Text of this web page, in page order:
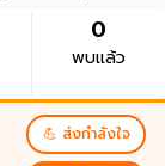
0
พบแล้ว
💪 ส่งกำลังใจ